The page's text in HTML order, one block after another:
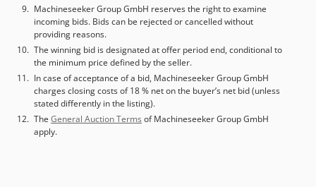
Machineseeker Group GmbH reserves the right to examine
incoming bids. Bids can be rejected or cancelled without
providing reasons.
The winning bid is designated at offer period end, conditional to
the minimum price defined by the seller.
In case of acceptance of a bid, Machineseeker Group GmbH
charges closing costs of 18 % net on the buyer’s net bid (unless
stated differently in the listing).
The General Auction Terms of Machineseeker Group GmbH
apply.